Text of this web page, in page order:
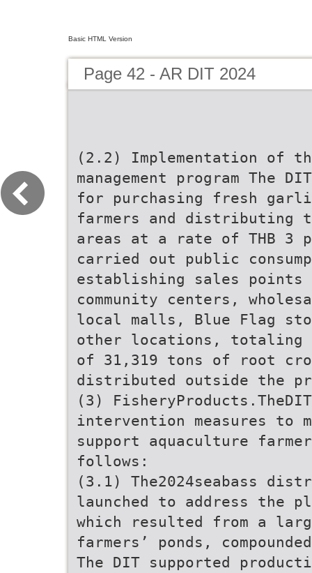
Basic HTML Version
Page 42 - AR DIT 2024
(2.2) Implementation of
management program The
for purchasing fresh
farmers and distributing
areas at a rate of THB 3
carried out public
establishing sales points
community centers,
local malls, Blue Flag
other locations, totaling
of 31,319 tons of root
distributed outside the
(3)
intervention measures
support aquaculture
follows:
(3.1) The2024seabass
launched to address the
which resulted from a
farmers’ ponds,
The DIT supported